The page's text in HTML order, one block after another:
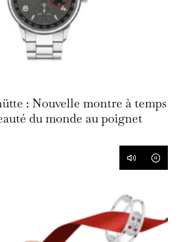
: Nouvelle montre à temps
du monde au poignet